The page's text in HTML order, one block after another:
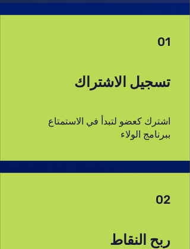
01
تسجيل الاشتراك
اشترك كعضو لتبدأ في الاستمتاع
ببرنامج الولاء
02
ربح النقاط